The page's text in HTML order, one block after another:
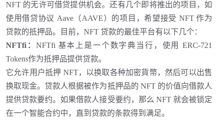
NFT 的无许可借贷提供机会。还有几个即将推出的项目，如
使用借贷协议 Aave（AAVE）的项目，希望接受 NFT 作为
贷款的抵押品。目前，NFT 贷款的最佳平台有以下几个：
NFTfi ： NFTfi 基本上是一个数字典当行，使用 ERC-721
Tokens作为抵押品提供贷款。
它允许用户抵押 NFT，以换取各种加密貨幣，然后可以出售
换取现金。贷款人根据被作为抵押品的 NFT 的价值向借款人
提供贷款要约。如果借款人接受要约，那么 NFT 就会被锁定
在一个智能合约中，直到贷款的条款得到满足。